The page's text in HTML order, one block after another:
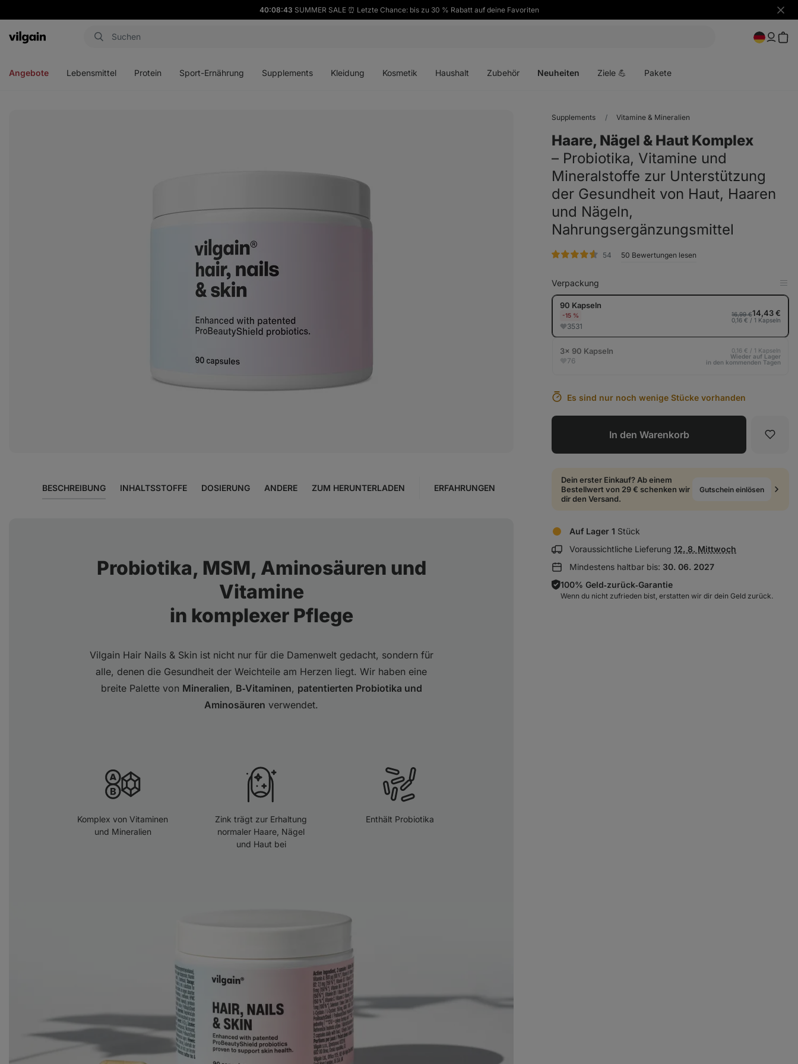
40:08:42 SUMMER SALE ⏰ Letzte Chance: bis zu 30 % Rabatt auf deine Favoriten
Aktin
Angebote Lebensmittel Protein Sport-Ernährung Supplements Kleidung Kosmetik Haushalt Zubehör Neuheiten Ziele 💪 Pakete
Supplements Vitamine & Mineralien
Haare, Nägel & Haut Komplex
⁠–⁠ Probiotika, Vitamine und
Mineralstoffe zur Unterstützung
der Gesundheit von Haut, Haaren
und Nägeln,
Nahrungsergänzungsmittel
54 Bewertungen
50 Bewertungen lesen
Verpackung
in
90 Kapseln
-15 %
3531
16,99 €14,43 €
0,16 € / 1 Kapseln
3× 90 Kapseln
76
0,16 € / 1 Kapseln
Wieder auf Lager
in den kommenden Tagen
Es sind nur noch wenige Stücke vorhanden
In den Warenkorb
Dein erster Einkauf? Ab einem
Bestellwert von 29 € schenken wir
dir den Versand.
Gutschein einlösen
Auf Lager 1 Stück
Voraussichtliche Lieferung Lieferinformationen
12. 8. Mittwoch
Mindestens haltbar bis: 30. 06. 2027
100% Geld‑zurück‑Garantie
Wenn du nicht zufrieden bist, erstatten wir dir dein Geld zurück.
BESCHREIBUNG INHALTSSTOFFE DOSIERUNG ANDERE ZUM HERUNTERLADEN ERFAHRUNGEN
Probiotika, MSM, Aminosäuren und
Vitamine
in komplexer Pflege
Vilgain Hair Nails & Skin ist nicht nur für die Damenwelt gedacht, sondern für
alle, denen die Gesundheit der Weichteile am Herzen liegt. Wir haben eine
breite Palette von Mineralien, B‑Vitaminen, patentierten Probiotika und
Aminosäuren verwendet.
Komplex von Vitaminen
und Mineralien
Zink trägt zur Erhaltung
normaler Haare, Nägel
und Haut bei
Enthält Probiotika